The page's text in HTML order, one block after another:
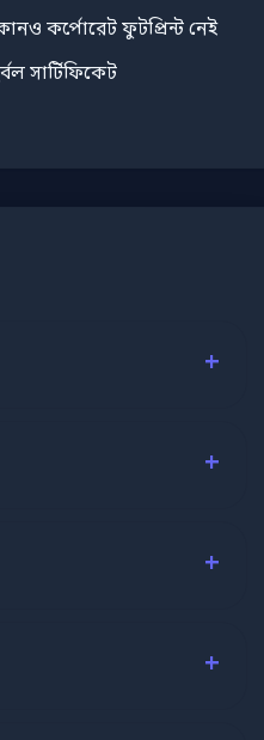
কর্পোরেট ফুটপ্রিন্ট নেই
সার্টিফিকেট